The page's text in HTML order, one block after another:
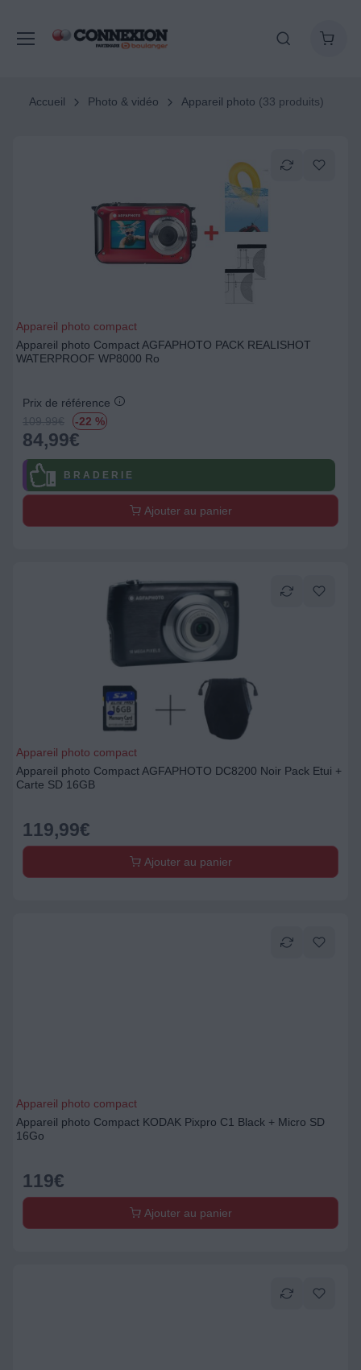
Accueil Photo & vidéo Appareil photo (33 produits)
Appareil photo compact
Appareil photo Compact AGFAPHOTO PACK REALISHOT
WATERPROOF WP8000 Ro
Prix de référence
109.99€ -22 %
84,99€
B R A D E R I E
Ajouter au panier
Appareil photo compact
Appareil photo Compact AGFAPHOTO DC8200 Noir Pack Etui +
Carte SD 16GB
119,99€
Ajouter au panier
Appareil photo compact
Appareil photo Compact KODAK Pixpro C1 Black + Micro SD
16Go
119€
Ajouter au panier